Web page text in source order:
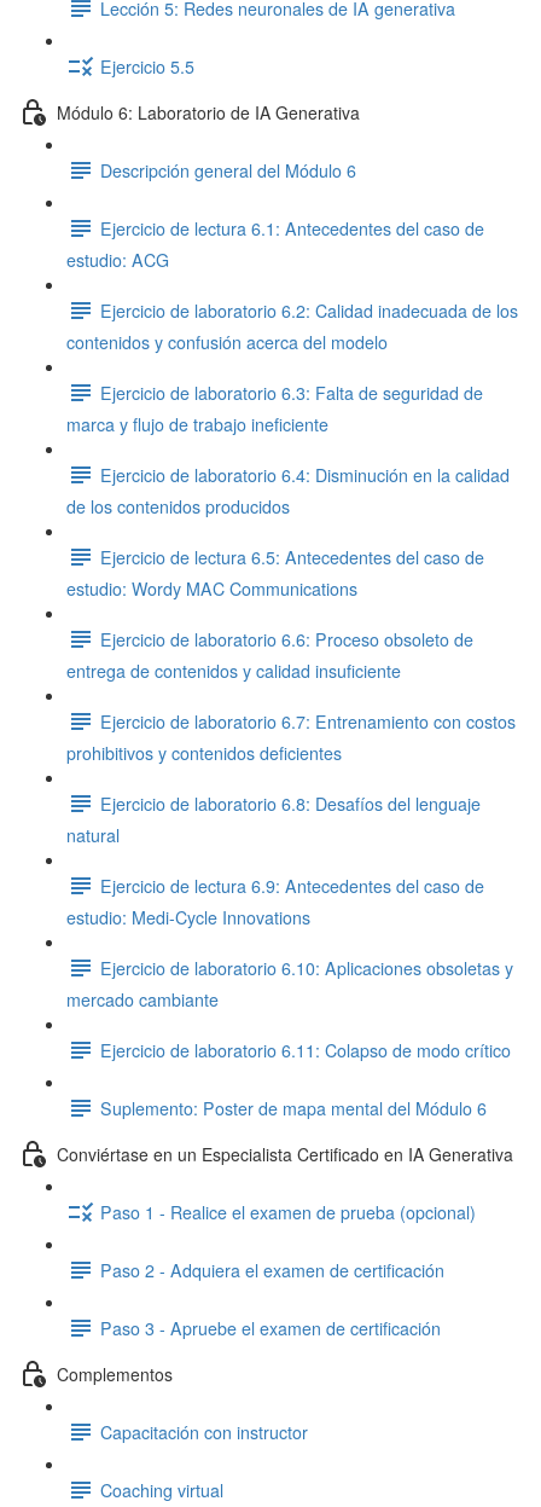
Lección 5: Redes neuronales de IA generativa
Ejercicio 5.5
Módulo 6: Laboratorio de IA Generativa
Descripción general del Módulo 6
Ejercicio de lectura 6.1: Antecedentes del caso de
estudio: ACG
Ejercicio de laboratorio 6.2: Calidad inadecuada de los
contenidos y confusión acerca del modelo
Ejercicio de laboratorio 6.3: Falta de seguridad de
marca y flujo de trabajo ineficiente
Ejercicio de laboratorio 6.4: Disminución en la calidad
de los contenidos producidos
Ejercicio de lectura 6.5: Antecedentes del caso de
estudio: Wordy MAC Communications
Ejercicio de laboratorio 6.6: Proceso obsoleto de
entrega de contenidos y calidad insuficiente
Ejercicio de laboratorio 6.7: Entrenamiento con costos
prohibitivos y contenidos deficientes
Ejercicio de laboratorio 6.8: Desafíos del lenguaje
natural
Ejercicio de lectura 6.9: Antecedentes del caso de
estudio: Medi-Cycle Innovations
Ejercicio de laboratorio 6.10: Aplicaciones obsoletas y
mercado cambiante
Ejercicio de laboratorio 6.11: Colapso de modo crítico
Suplemento: Poster de mapa mental del Módulo 6
Conviértase en un Especialista Certificado en IA Generativa
Paso 1 - Realice el examen de prueba (opcional)
Paso 2 - Adquiera el examen de certificación
Paso 3 - Apruebe el examen de certificación
Complementos
Capacitación con instructor
Coaching virtual